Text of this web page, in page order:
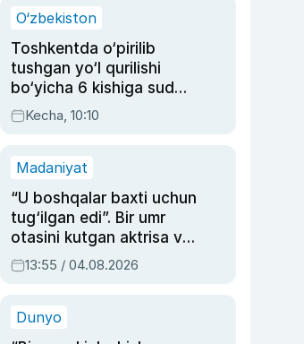
O‘zbekiston
Toshkentda o‘pirilib
tushgan yo‘l qurilishi
bo‘yicha 6 kishiga sud
hukmi o‘qildi
Kecha, 10:10
Madaniyat
“U boshqalar baxti uchun
tug‘ilgan edi”. Bir umr
otasini kutgan aktrisa va
dublyaj ustasi Rimma
Ahmedovaning
13:55 / 04.08.2026
Dunyo